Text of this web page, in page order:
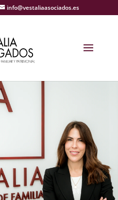
info@vestaliaasociados.es